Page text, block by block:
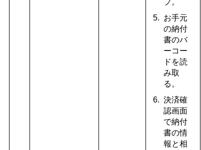
お手元
の納付
書のバ
ーコー
ドを読
み取
る。
決済確
認画面
で納付
書の情
報と相